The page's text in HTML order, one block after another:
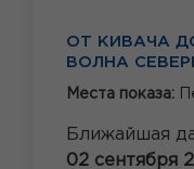
ОТ КИВАЧА
ВОЛНА
Места показа:
Ближайшая
02 сентября